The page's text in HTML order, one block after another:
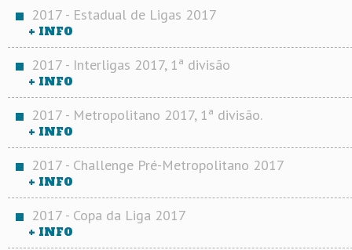
2017 - Estadual de Ligas 2017
+ INFO
2017 - Interligas 2017, 1ª divisão
+ INFO
2017 - Metropolitano 2017, 1ª divisão.
+ INFO
2017 - Challenge Pré-Metropolitano 2017
+ INFO
2017 - Copa da Liga 2017
+ INFO